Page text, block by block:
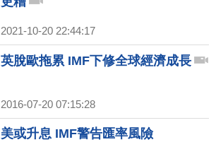
2021-10-20 22:44:17
英脫歐拖累 IMF下修全球經濟成長
2016-07-20 07:15:28
美或升息 IMF警告匯率風險